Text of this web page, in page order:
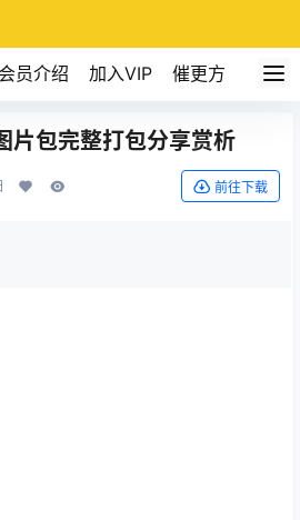
会员介绍 加入VIP 催更方式
片包完整打包分享赏析
前往下载